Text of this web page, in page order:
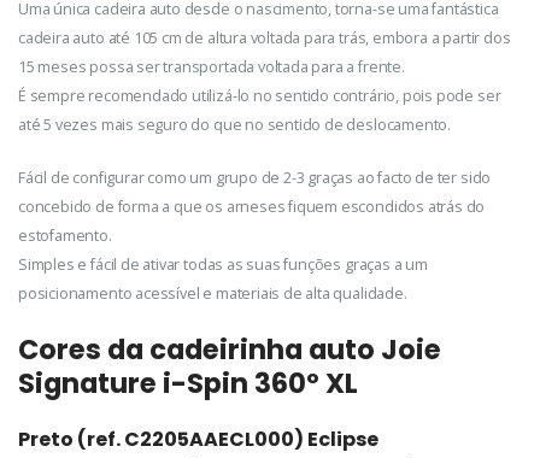
Uma única cadeira auto desde o nascimento, torna-se uma fantástica
cadeira auto até 105 cm de altura voltada para trás, embora a partir dos
15 meses possa ser transportada voltada para a frente.
É sempre recomendado utilizá-lo no sentido contrário, pois pode ser
até 5 vezes mais seguro do que no sentido de deslocamento.
Fácil de configurar como um grupo de 2-3 graças ao facto de ter sido
concebido de forma a que os arneses fiquem escondidos atrás do
estofamento.
Simples e fácil de ativar todas as suas funções graças a um
posicionamento acessível e materiais de alta qualidade.
Cores da cadeirinha auto Joie
Signature i-Spin 360º XL
Preto (ref. C2205AAECL000) Eclipse